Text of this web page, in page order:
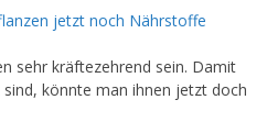
jetzt noch Nährstoffe
sehr kräftezehrend sein. Damit
könnte man ihnen jetzt doch